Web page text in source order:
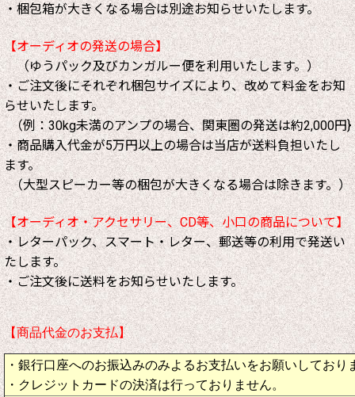
・梱包箱が大きくなる場合は別途お知らせいたします。
【オーディオの発送の場合】
（ゆうパック及びカンガルー便を利用いたします。）
・ご注文後にそれぞれ梱包サイズにより、改めて料金をお知
らせいたします。
（例：30kg未満のアンプの場合、関東圏の発送は約2,000円}
・商品購入代金が5万円以上の場合は当店が送料負担いたし
ます。
（大型スピーカー等の梱包が大きくなる場合は除きます。）
【オーディオ・アクセサリー、CD等、小口の商品について】
・レターパック、スマート・レター、郵送等の利用で発送い
たします。
・ご注文後に送料をお知らせいたします。
【商品代金のお支払】
・銀行口座へのお振込みのみよるお支払いをお願いしており
・クレジットカードの決済は行っておりません。